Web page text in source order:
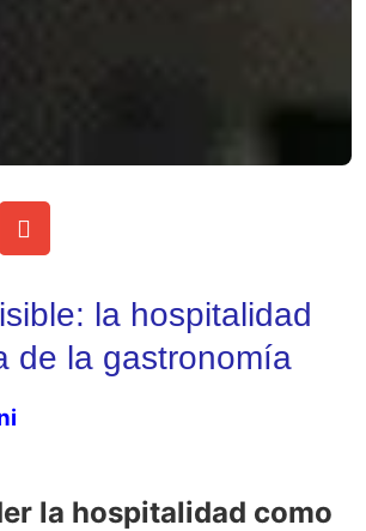
la hospitalidad
de la gastronomía
la hospitalidad como